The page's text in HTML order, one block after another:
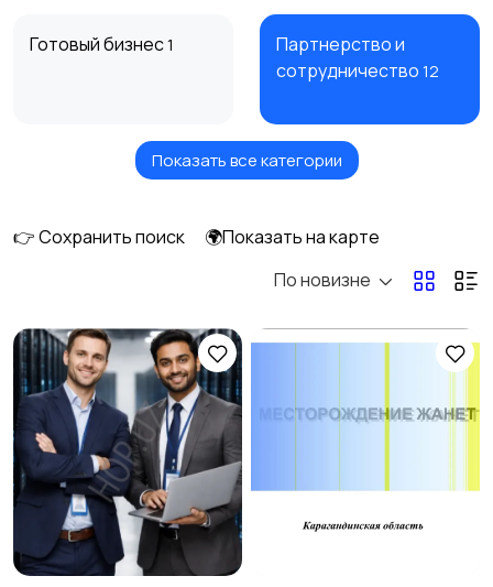
Готовый бизнес1
Партнерство и
сотрудничество 12
Оборудование1285 ПО для бизнеса
Показать все категории
👉 Сохранить поиск
🌍Показать на карте
По новизне